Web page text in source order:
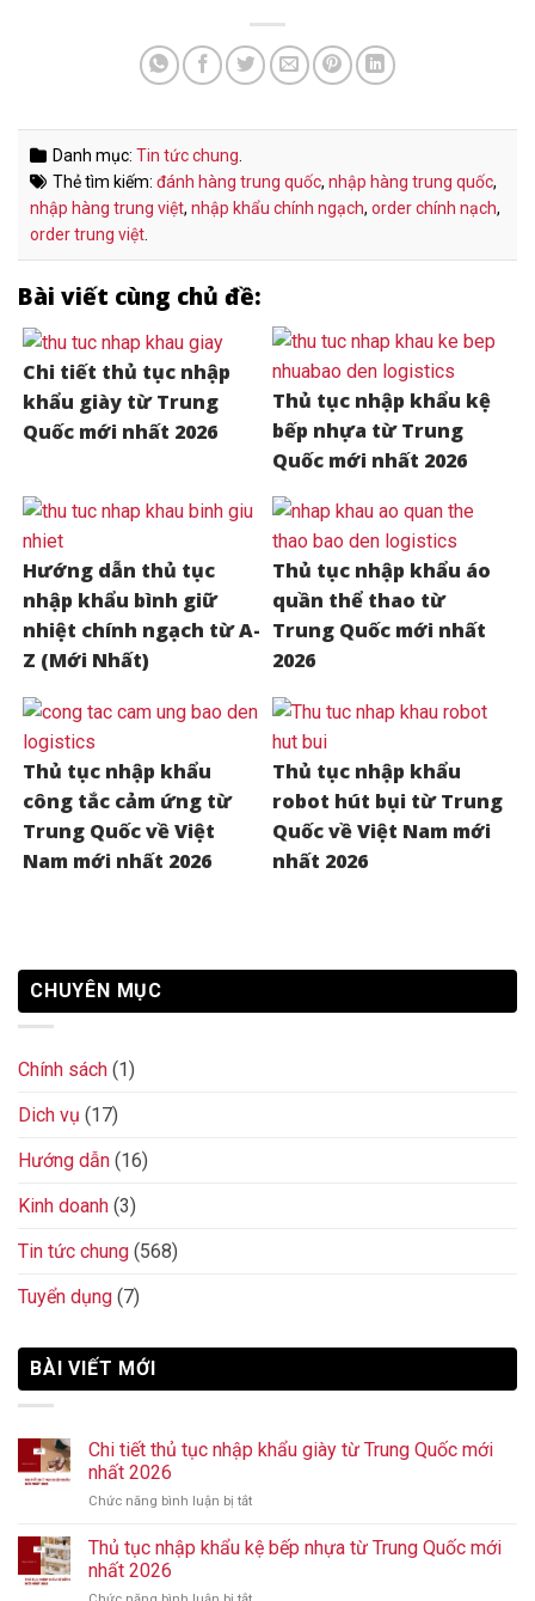
Danh mục: Tin tức chung.
Thẻ tìm kiếm: đánh hàng trung quốc, nhập hàng trung quốc,
nhập hàng trung việt, nhập khẩu chính ngạch, order chính nạch,
order trung việt.
Bài viết cùng chủ đề:
Chi tiết thủ tục nhập
khẩu giày từ Trung
Quốc mới nhất 2026
Thủ tục nhập khẩu kệ
bếp nhựa từ Trung
Quốc mới nhất 2026
Hướng dẫn thủ tục
nhập khẩu bình giữ
nhiệt chính ngạch từ A-
Z (Mới Nhất)
Thủ tục nhập khẩu áo
quần thể thao từ
Trung Quốc mới nhất
2026
Thủ tục nhập khẩu
công tắc cảm ứng từ
Trung Quốc về Việt
Nam mới nhất 2026
Thủ tục nhập khẩu
robot hút bụi từ Trung
Quốc về Việt Nam mới
nhất 2026
CHUYÊN MỤC
Chính sách (1)
Dich vụ (17)
Hướng dẫn (16)
Kinh doanh (3)
Tin tức chung (568)
Tuyển dụng (7)
BÀI VIẾT MỚI
Chi tiết thủ tục nhập khẩu giày từ Trung Quốc mới
nhất 2026
Chức năng bình luận bị tắt
tiết
thủ
Thủ tục nhập khẩu kệ bếp nhựa từ Trung Quốc mới
nhất 2026